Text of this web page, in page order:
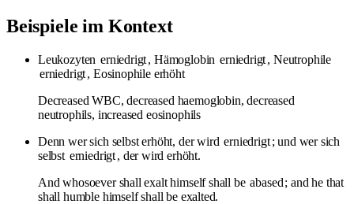
Beispiele im Kontext
Leukozyten erniedrigt, Hämoglobin erniedrigt, Neutrophile
erniedrigt, Eosinophile erhöht
Decreased WBC, decreased haemoglobin, decreased
neutrophils, increased eosinophils
Denn wer sich selbst erhöht, der wird erniedrigt ; und wer sich
selbst erniedrigt, der wird erhöht.
And whosoever shall exalt himself shall be abased; and he that
shall humble himself shall be exalted.